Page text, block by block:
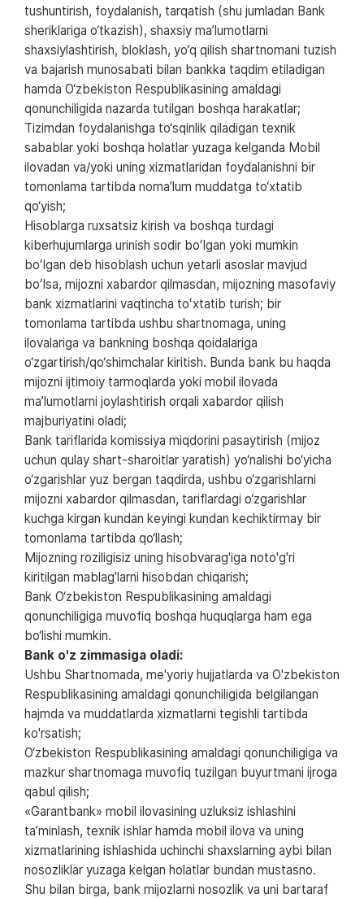
tushuntirish, foydalanish, tarqatish (shu jumladan Bank
sheriklariga o‘tkazish), shaxsiy ma’lumotlarni
shaxsiylashtirish, bloklash, yo‘q qilish shartnomani tuzish
va bajarish munosabati bilan bankka taqdim etiladigan
hamda O‘zbekiston Respublikasining amaldagi
qonunchiligida nazarda tutilgan boshqa harakatlar;
Tizimdan foydalanishga to‘sqinlik qiladigan texnik
sabablar yoki boshqa holatlar yuzaga kelganda Mobil
ilovadan va/yoki uning xizmatlaridan foydalanishni bir
tomonlama tartibda noma’lum muddatga to‘xtatib
qo‘yish;
Hisoblarga ruxsatsiz kirish va boshqa turdagi
kiberhujumlarga urinish sodir boʻlgan yoki mumkin
boʻlgan deb hisoblash uchun yetarli asoslar mavjud
boʻlsa, mijozni xabardor qilmasdan, mijozning masofaviy
bank xizmatlarini vaqtincha toʻxtatib turish; bir
tomonlama tartibda ushbu shartnomaga, uning
ilovalariga va bankning boshqa qoidalariga
o‘zgartirish/qo‘shimchalar kiritish. Bunda bank bu haqda
mijozni ijtimoiy tarmoqlarda yoki mobil ilovada
ma’lumotlarni joylashtirish orqali xabardor qilish
majburiyatini oladi;
Bank tariflarida komissiya miqdorini pasaytirish (mijoz
uchun qulay shart-sharoitlar yaratish) yo‘nalishi bo‘yicha
o‘zgarishlar yuz bergan taqdirda, ushbu o‘zgarishlarni
mijozni xabardor qilmasdan, tariflardagi o‘zgarishlar
kuchga kirgan kundan keyingi kundan kechiktirmay bir
tomonlama tartibda qo‘llash;
Mijozning roziligisiz uning hisobvarag'iga noto'g'ri
kiritilgan mablag'larni hisobdan chiqarish;
Bank O‘zbekiston Respublikasining amaldagi
qonunchiligiga muvofiq boshqa huquqlarga ham ega
bo‘lishi mumkin.
Bank o'z zimmasiga oladi:
Ushbu Shartnomada, me'yoriy hujjatlarda va O'zbekiston
Respublikasining amaldagi qonunchiligida belgilangan
hajmda va muddatlarda xizmatlarni tegishli tartibda
ko'rsatish;
O‘zbekiston Respublikasining amaldagi qonunchiligiga va
mazkur shartnomaga muvofiq tuzilgan buyurtmani ijroga
qabul qilish;
«Garantbank» mobil ilovasining uzluksiz ishlashini
ta’minlash, texnik ishlar hamda mobil ilova va uning
xizmatlarining ishlashida uchinchi shaxslarning aybi bilan
nosozliklar yuzaga kelgan holatlar bundan mustasno.
Shu bilan birga, bank mijozlarni nosozlik va uni bartaraf